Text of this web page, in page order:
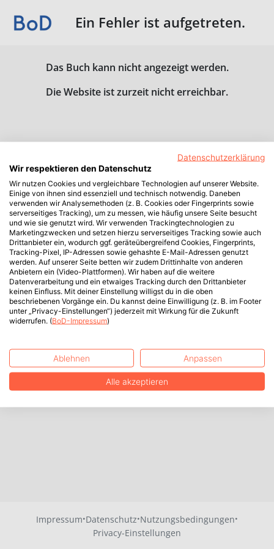
Ein Fehler ist aufgetreten.
Das Buch kann nicht angezeigt werden.
Die Website ist zurzeit nicht erreichbar.
Impressum·Datenschutz·Nutzungsbedingungen·
Privacy-Einstellungen
Datenschutzerklärung
Wir respektieren den Datenschutz
Wir nutzen Cookies und vergleichbare Technologien auf unserer Website.
Einige von ihnen sind essenziell und technisch notwendig. Daneben
verwenden wir Analysemethoden (z. B. Cookies oder Fingerprints sowie
serverseitiges Tracking), um zu messen, wie häufig unsere Seite besucht
und wie sie genutzt wird. Wir verwenden Trackingtechnologien zu
Marketingzwecken und setzen hierzu serverseitiges Tracking sowie auch
Drittanbieter ein, wodurch ggf. geräteübergreifend Cookies, Fingerprints,
Tracking-Pixel, IP-Adressen sowie gehashte E-Mail-Adressen genutzt
werden. Auf unserer Seite betten wir zudem Drittinhalte von anderen
Anbietern ein (Video-Plattformen). Wir haben auf die weitere
Datenverarbeitung und ein etwaiges Tracking durch den Drittanbieter
keinen Einfluss. Mit deiner Einstellung willigst du in die oben
beschriebenen Vorgänge ein. Du kannst deine Einwilligung (z. B. im Footer
unter „Privacy-Einstellungen“) jederzeit mit Wirkung für die Zukunft
widerrufen. (BoD-Impressum)
Ablehnen Anpassen
Alle akzeptieren